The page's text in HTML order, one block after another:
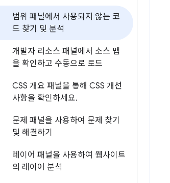
범위 패널에서 사용되지 않는 코
드 찾기 및 분석
개발자 리소스 패널에서 소스 맵
을 확인하고 수동으로 로드
CSS 개요 패널을 통해 CSS 개선
사항을 확인하세요.
문제 패널을 사용하여 문제 찾기
및 해결하기
레이어 패널을 사용하여 웹사이트
의 레이어 분석